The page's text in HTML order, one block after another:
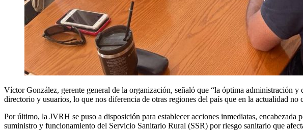
Víctor González, gerente general de la organización, señaló que “la óptima administración
directorio y usuarios, lo que nos diferencia de otras regiones del país que en la actualidad no
Por último, la JVRH se puso a disposición para establecer acciones inmediatas,
suministro y funcionamiento del Servicio Sanitario Rural (SSR) por riesgo sanitario que